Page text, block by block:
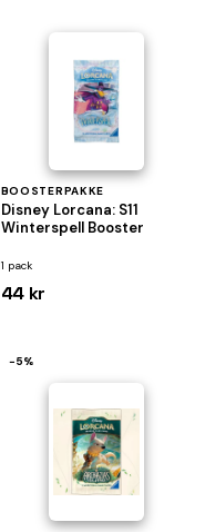
BOOSTERPAKKE
Disney Lorcana: S11
Winterspell Booster
1 pack
44 kr
−5%